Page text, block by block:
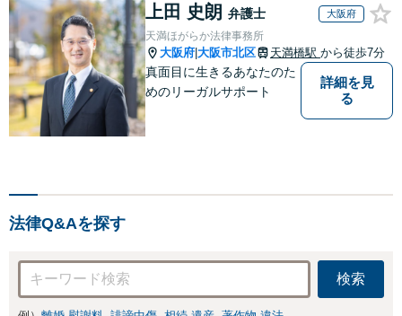
上田 史朗 弁護士 大阪府
天満ほがらか法律事務所
大阪府 大阪市北区 天満橋駅 から徒歩7分
真面目に生きるあなたのた
めのリーガルサポート
詳細を見
る
法律Q&Aを探す
検索